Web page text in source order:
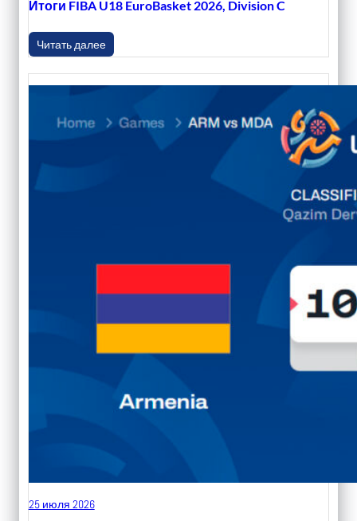
Итоги FIBA U18 EuroBasket 2026, Division C
Читать далее
25 июля 2026